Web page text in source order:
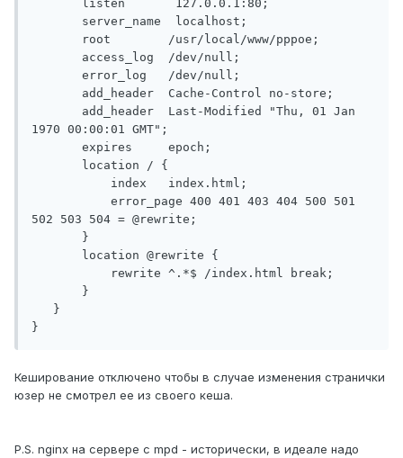
1970 00:00:01 GMT";
502 503 504 = @rewrite;
Кеширование отключено чтобы в случае изменения странички
юзер не смотрел ее из своего кеша.
P.S. nginx на сервере с mpd - исторически, в идеале надо